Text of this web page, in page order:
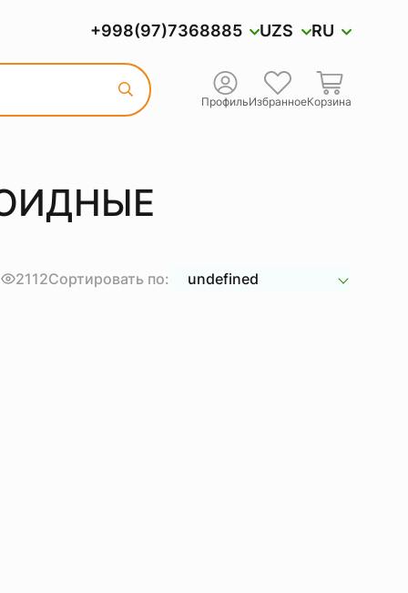
+998(97)7368885 UZS RU
ПрофильИзбранноеКорзина
2112Сортировать по: undefined